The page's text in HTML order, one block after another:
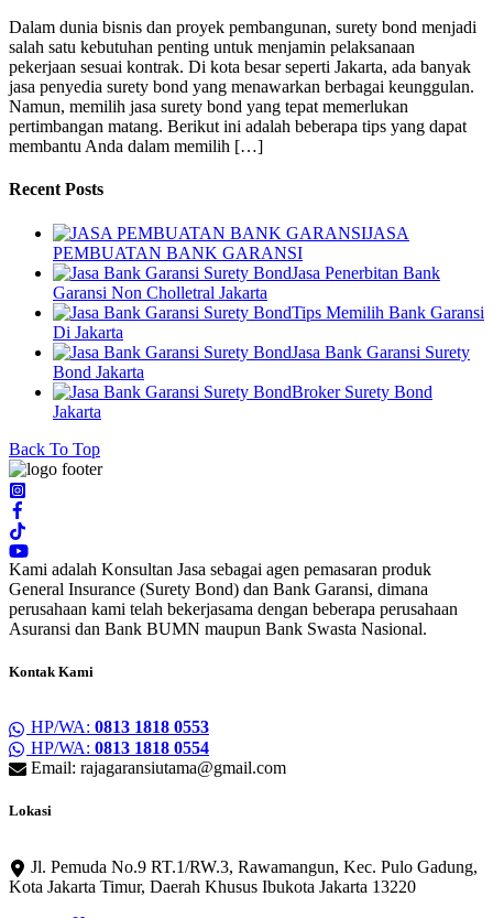
Dalam dunia bisnis dan proyek pembangunan, surety bond menjadi
salah satu kebutuhan penting untuk menjamin pelaksanaan
pekerjaan sesuai kontrak. Di kota besar seperti Jakarta, ada banyak
jasa penyedia surety bond yang menawarkan berbagai keunggulan.
Namun, memilih jasa surety bond yang tepat memerlukan
pertimbangan matang. Berikut ini adalah beberapa tips yang dapat
membantu Anda dalam memilih […]
Recent Posts
JASA
PEMBUATAN BANK GARANSI
Jasa Penerbitan Bank
Garansi Non Cholletral Jakarta
Tips Memilih Bank Garansi
Di Jakarta
Jasa Bank Garansi Surety
Bond Jakarta
Broker Surety Bond
Jakarta
Back To Top
Kami adalah Konsultan Jasa sebagai agen pemasaran produk
General Insurance (Surety Bond) dan Bank Garansi, dimana
perusahaan kami telah bekerjasama dengan beberapa perusahaan
Asuransi dan Bank BUMN maupun Bank Swasta Nasional.
Kontak Kami
HP/WA: 0813 1818 0553
HP/WA: 0813 1818 0554
Email: rajagaransiutama@gmail.com
Lokasi
Jl. Pemuda No.9 RT.1/RW.3, Rawamangun, Kec. Pulo Gadung,
Kota Jakarta Timur, Daerah Khusus Ibukota Jakarta 13220